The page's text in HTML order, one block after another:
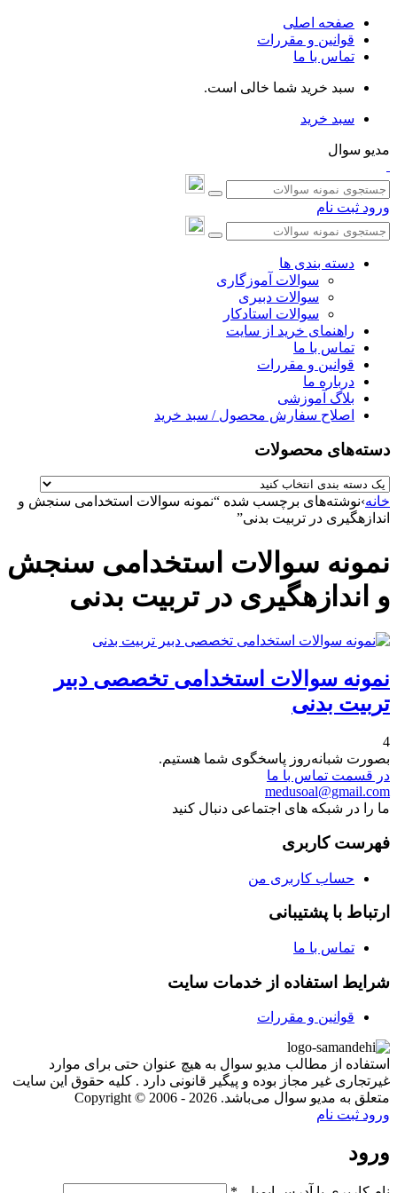
صفحه اصلی
قوانین و مقررات
تماس با ما
سبد خرید شما خالی است.
سبد خرید
مدیو سوال
ورود ثبت نام
دسته بندی ها
سوالات آموزگاری
سوالات دبیری
سوالات استادکار
راهنمای خرید از سایت
تماس با ما
قوانین و مقررات
درباره ما
بلاگ آموزشی
اصلاح سفارش محصول / سبد خرید
دسته‌های محصولات
خانه›نوشته‌های برچسب شده “نمونه سوالات استخدامی سنجش و
اندازهگیری در تربیت بدنی”
نمونه سوالات استخدامی سنجش
و اندازهگیری در تربیت بدنی
نمونه سوالات استخدامی تخصصی دبیر
تربیت بدنی
4
بصورت شبانه‌روز پاسخگوی شما هستیم.
در قسمت تماس با ما
medusoal@gmail.com
ما را در شبکه های اجتماعی دنبال کنید
فهرست کاربری
حساب کاربری من
ارتباط با پشتیبانی
تماس با ما
شرایط استفاده از خدمات سایت
قوانین و مقررات
استفاده از مطالب مدیو سوال به هیچ عنوان حتی برای موارد
غیرتجاری غیر مجاز بوده و پیگیر قانونی دارد . کلیه حقوق این سایت
متعلق به مدیو سوال می‌باشد. Copyright © 2006 - 2026
ورود ثبت نام
ورود